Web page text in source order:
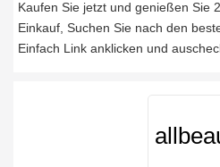
Kaufen Sie jetzt und genießen Sie
Einkauf, Suchen Sie nach den
Einfach Link anklicken und